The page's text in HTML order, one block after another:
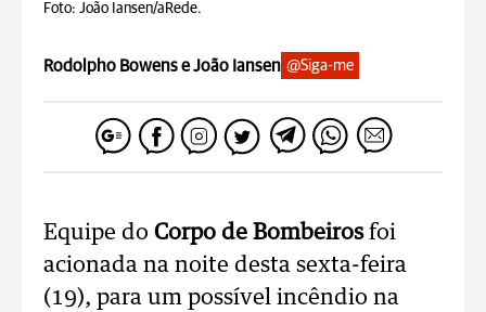
Foto: João Iansen/aRede.
Rodolpho Bowens e João Iansen @Siga-me
Equipe do Corpo de Bombeirosfoi
acionada na noite desta sexta-feira
(19), para um possível incêndio na